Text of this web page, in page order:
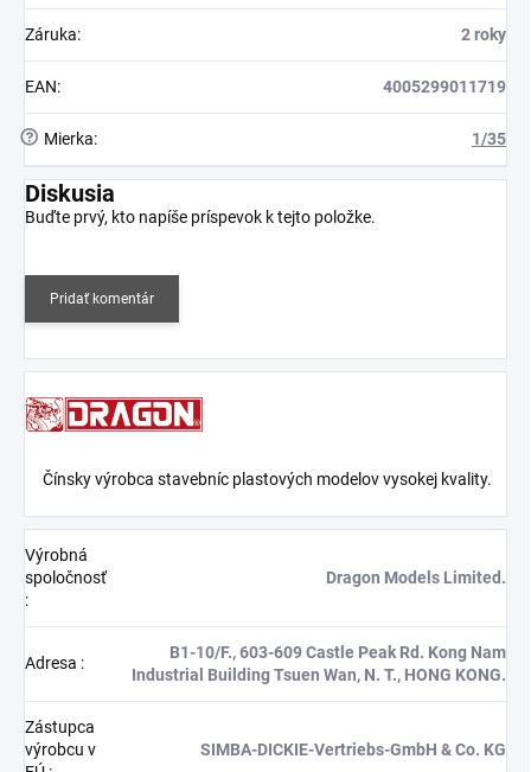
Záruka: 2 roky
EAN: 4005299011719
? Mierka: 1/35
Diskusia
Buďte prvý, kto napíše príspevok k tejto položke.
Pridať komentár
Čínsky výrobca stavebníc plastových modelov vysokej kvality.
Výrobná
spoločnosť
:
Dragon Models Limited.
Adresa :
B1-10/F., 603-609 Castle Peak Rd. Kong Nam
Industrial Building Tsuen Wan, N. T., HONG KONG.
Zástupca
výrobcu v
SIMBA-DICKIE-Vertriebs-GmbH & Co. KG